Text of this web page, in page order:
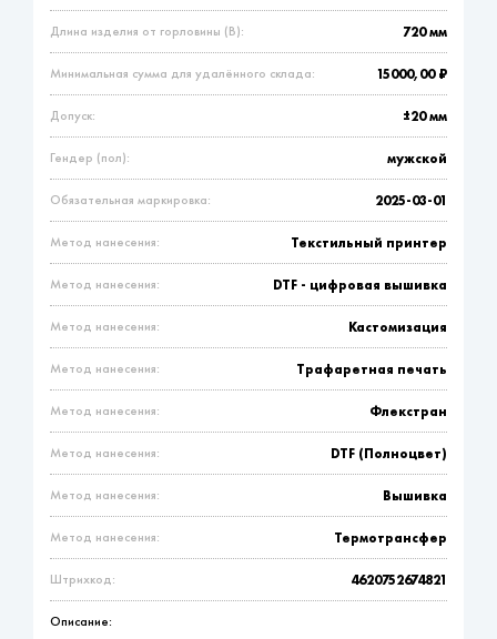
Длина изделия от горловины (B): 720 мм
Минимальная сумма для удалённого склада: 15000,00 ₽
Допуск: ±20 мм
Гендер (пол): мужской
Обязательная маркировка: 2025-03-01
Метод нанесения: Текстильный принтер
Метод нанесения: DTF - цифровая вышивка
Метод нанесения: Кастомизация
Метод нанесения: Трафаретная печать
Метод нанесения: Флекстран
Метод нанесения: DTF (Полноцвет)
Метод нанесения: Вышивка
Метод нанесения: Термотрансфер
Штрихкод: 4620752674821
Описание: